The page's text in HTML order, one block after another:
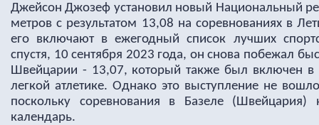
Джейсон Джозеф установил новый Национальный
метров с результатом 13,08 на соревнованиях в
его включают в ежегодный список лучших
спустя, 10 сентября 2023 года, он снова побежал
Швейцарии - 13,07, который также был включен
легкой атлетике. Однако это выступление не
поскольку соревнования в Базеле
календарь.